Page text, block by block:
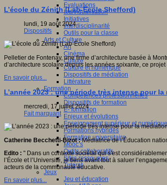
Evaluations
Individualisation
Initiatives
Interdisciplinarité
Outils pour la classe
Arts et Culture
Art
Cinéma
Culture
Culture et numérique
Dispositifs de médiation
Littérature
Formation
Compétences professionnelles
Dispositifs de formation
E- formation
Enjeux et évolutions
Enseignement supérieur et numérique
Formations hybrides
Formation universitaire
Mooc’s
Outils collaboratifs
Sites ressources
Tutorat
Jeux
Jeu et éducation
L’école du Zénith (Lab-École Shefford)
lundi, 19 août 2024
Dispositifs
Pelletier de Fontenay, une firme d’architecture basée à
d’architecture scolaire depuis les années soixante, ce
En savoir plus...
L’année 2023 : une période très intense pour la
mercredi, 17 juillet 2024
Fait marquant
Catherine Becchetti-Bizot :Médiatrice de l’Éducation
Edito : " Dans un contexte sociétal qui s'est
l’École et l’Université, je tiens avant tout à saluer
acteurs de la communauté éducative.
En savoir plus...